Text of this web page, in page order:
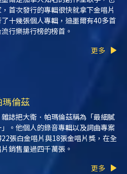
首次發行的專輯很快就拿下金唱片
十幾張個人專輯，迪墨爾有40多首
行樂排行榜的榜首。
更多
倫茲
雜誌把大衛．帕瑪倫茲稱為 「最細膩
。他個人的錄音專輯以及詞曲專案
張白金唱片與18張金唱片獎，在全
銷售量過四千萬張。
更多